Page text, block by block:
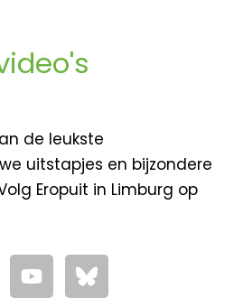
de leukste
uitstapjes en bijzondere
Eropuit in Limburg op
Y
o